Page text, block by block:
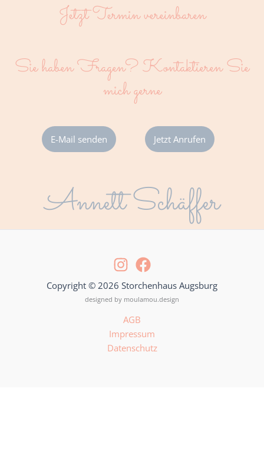
Jetzt Termin vereinbaren
Sie haben Fragen? Kontaktieren Sie
mich gerne
E-Mail senden Jetzt Anrufen
Annett Schäffer
Copyright © 2026 Storchenhaus Augsburg
designed by moulamou.design
AGB
Impressum
Datenschutz